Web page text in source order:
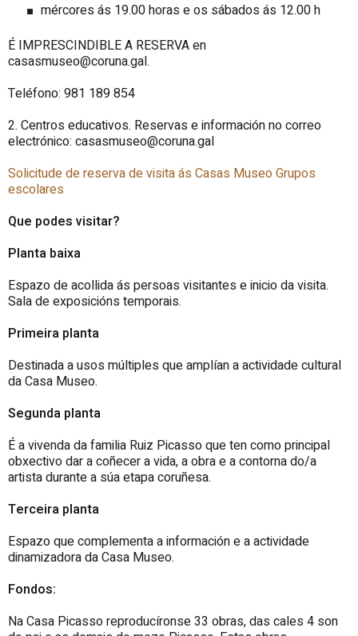
mércores ás 19.00 horas e os sábados ás 12.00 h
É IMPRESCINDIBLE A RESERVA en
casasmuseo@coruna.gal.
Teléfono: 981 189 854
2. Centros educativos. Reservas e información no correo
electrónico: casasmuseo@coruna.gal
Solicitude de reserva de visita ás Casas Museo Grupos
escolares
Que podes visitar?
Planta baixa
Espazo de acollida ás persoas visitantes e inicio da visita.
Sala de exposicións temporais.
Primeira planta
Destinada a usos múltiples que amplían a actividade cultural
da Casa Museo.
Segunda planta
É a vivenda da familia Ruiz Picasso que ten como principal
obxectivo dar a coñecer a vida, a obra e a contorna do/a
artista durante a súa etapa coruñesa.
Terceira planta
Espazo que complementa a información e a actividade
dinamizadora da Casa Museo.
Fondos:
Na Casa Picasso reproducíronse 33 obras, das cales 4 son